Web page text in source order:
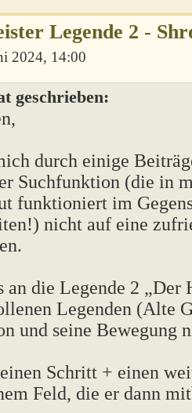
Legende 2 -
2024, 14:00
geschrieben:
durch einige
Suchfunktion (die in
funktioniert im
nicht auf eine
die Legende 2 „Der
Legenden (Alte
und seine Bewegung
Schritt + einen
Feld, die er dann